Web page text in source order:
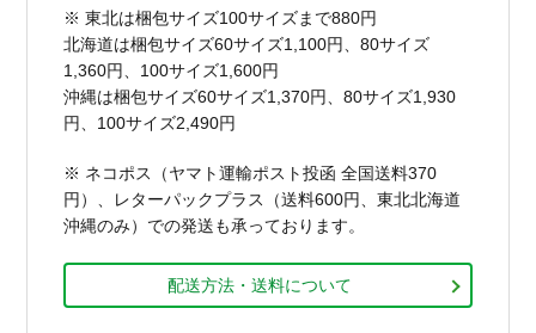
※ 東北は梱包サイズ100サイズまで880円
北海道は梱包サイズ60サイズ1,100円、80サイズ
1,360円、100サイズ1,600円
沖縄は梱包サイズ60サイズ1,370円、80サイズ1,930
円、100サイズ2,490円
※ ネコポス（ヤマト運輸ポスト投函 全国送料370
円）、レターパックプラス（送料600円、東北北海道
沖縄のみ）での発送も承っております。
配送方法・送料について